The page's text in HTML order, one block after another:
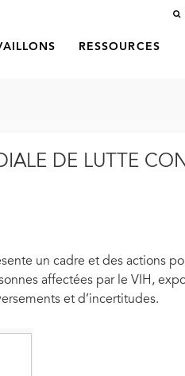
RESSOURCES
DE LUTTE
un cadre et des actions
affectées par le VIH,
et d’incertitudes.